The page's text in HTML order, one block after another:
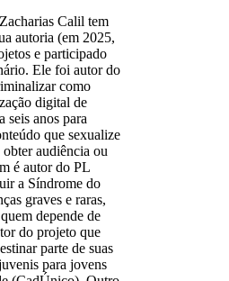
Calil tem
autoria (em 2025,
e participado
Ele foi autor do
como
digital de
seis anos para
que sexualize
obter audiência ou
é autor do PL
a Síndrome do
graves e raras,
depende de
do projeto que
parte de suas
para jovens